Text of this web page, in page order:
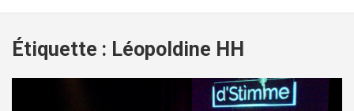
Étiquette : Léopoldine HH